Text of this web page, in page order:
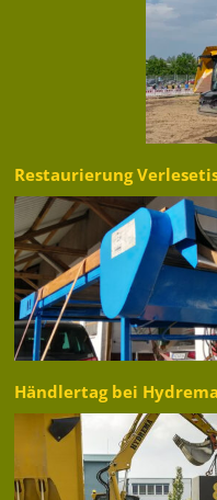
Restaurierung
Händlertag bei